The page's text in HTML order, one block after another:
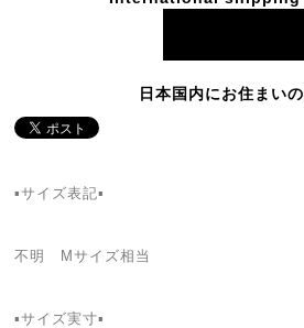
日本国内にお住まい
▪️サイズ表記▪️
不明 Mサイズ相当
▪️サイズ実寸▪️